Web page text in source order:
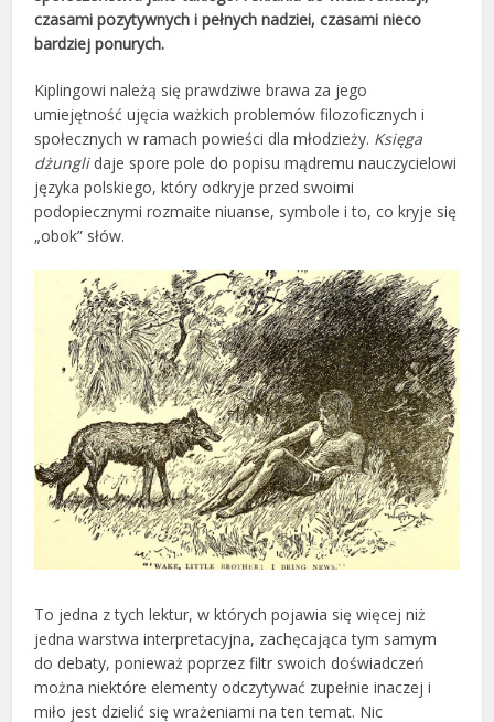
czasami pozytywnych i pełnych nadziei, czasami nieco
bardziej ponurych.
Kiplingowi należą się prawdziwe brawa za jego
umiejętność ujęcia ważkich problemów filozoficznych i
społecznych w ramach powieści dla młodzieży. Księga
dżunglidaje spore pole do popisu mądremu nauczycielowi
języka polskiego, który odkryje przed swoimi
podopiecznymi rozmaite niuanse, symbole i to, co kryje się
„obok” słów.
To jedna z tych lektur, w których pojawia się więcej niż
jedna warstwa interpretacyjna, zachęcająca tym samym
do debaty, ponieważ poprzez filtr swoich doświadczeń
można niektóre elementy odczytywać zupełnie inaczej i
miło jest dzielić się wrażeniami na ten temat. Nic